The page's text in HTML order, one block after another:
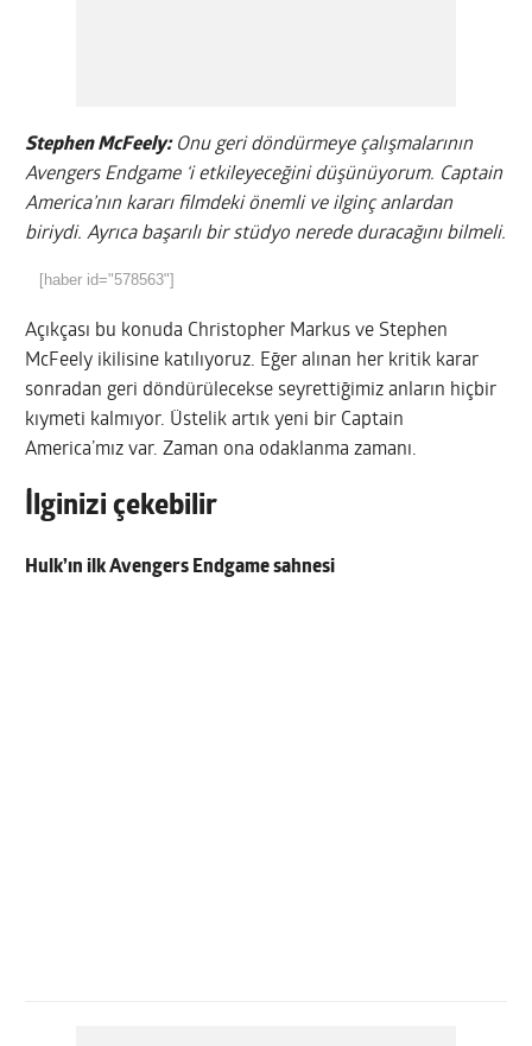
Stephen McFeely:Onu geri döndürmeye çalışmalarının
Avengers Endgame ‘i etkileyeceğini düşünüyorum. Captain
America’nın kararı filmdeki önemli ve ilginç anlardan
biriydi. Ayrıca başarılı bir stüdyo nerede duracağını bilmeli.
Açıkçası bu konuda Christopher Markus ve Stephen
McFeely ikilisine katılıyoruz. Eğer alınan her kritik karar
sonradan geri döndürülecekse seyrettiğimiz anların hiçbir
kıymeti kalmıyor. Üstelik artık yeni bir Captain
America’mız var. Zaman ona odaklanma zamanı.
İlginizi çekebilir
Hulk’ın ilk Avengers Endgame sahnesi